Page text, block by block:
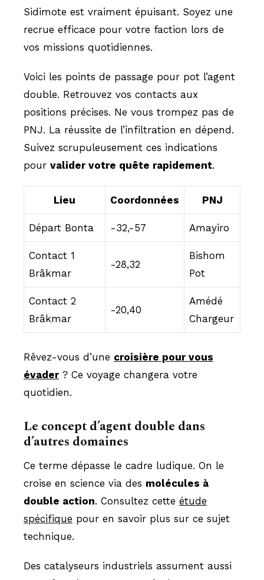
Sidimote est vraiment épuisant. Soyez une
recrue efficace pour votre faction lors de
vos missions quotidiennes.
Voici les points de passage pour pot l’agent
double. Retrouvez vos contacts aux
positions précises. Ne vous trompez pas de
PNJ. La réussite de l’infiltration en dépend.
Suivez scrupuleusement ces indications
pour valider votre quête rapidement.
Lieu Coordonnées PNJ
Départ Bonta -32,-57 Amayiro
Contact 1
Brâkmar
-28,32
Bishom
Pot
Contact 2
Brâkmar
-20,40
Amédé
Chargeur
Rêvez-vous d’une croisière pour vous
évader? Ce voyage changera votre
quotidien.
Le concept d’agent double dans
d’autres domaines
Ce terme dépasse le cadre ludique. On le
croise en science via des molécules à
double action. Consultez cette étude
spécifique pour en savoir plus sur ce sujet
technique.
Des catalyseurs industriels assument aussi